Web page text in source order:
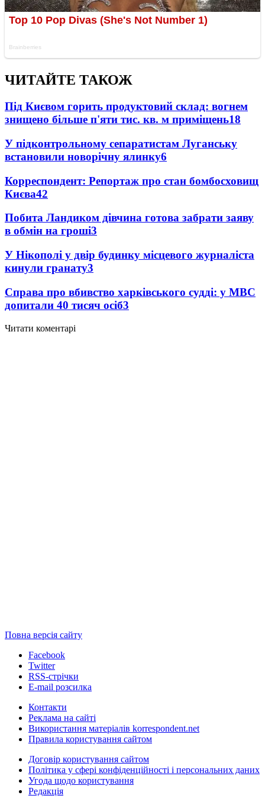
ЧИТАЙТЕ ТАКОЖ
Під Києвом горить продуктовий склад: вогнем
знищено більше п'яти тис. кв. м приміщень18
У підконтрольному сепаратистам Луганську
встановили новорічну ялинку6
Корреспондент: Репортаж про стан бомбосховищ
Києва42
Побита Ландиком дівчина готова забрати заяву
в обмін на гроші3
У Нікополі у двір будинку місцевого журналіста
кинули гранату3
Справа про вбивство харківського судді: у МВС
допитали 40 тисяч осіб3
Читати коментарі
Повна версія сайту
Facebook
Twitter
RSS-стрічки
E-mail розсилка
Контакти
Реклама на сайті
Використання матеріалів korrespondent.net
Правила користування сайтом
Договір користування сайтом
Політика у сфері конфіденційності і персональних даних
Угода щодо користування
Редакція